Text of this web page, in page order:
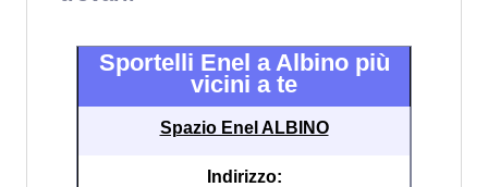
Sportelli Enel a Albino più
vicini a te
Spazio Enel ALBINO
Indirizzo: